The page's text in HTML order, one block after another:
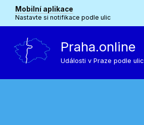
Mobilní aplikace
Nastavte si notifikace podle ulic
Praha.online
Události v Praze podle ulic